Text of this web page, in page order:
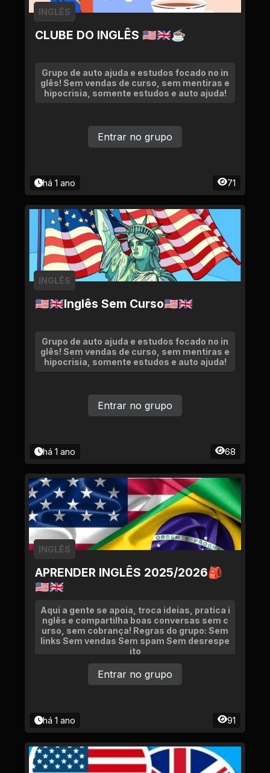
CLUBE DO INGLÊS 🇺🇸🇬🇧☕
INGLÊS
Grupo de auto ajuda e estudos focado no in
glês! Sem vendas de curso, sem mentiras e
hipocrisia, somente estudos e auto ajuda!
há 1 ano 71
Entrar no grupo
🇺🇸🇬🇧Inglês Sem Curso🇺🇸🇬🇧
INGLÊS
Grupo de auto ajuda e estudos focado no in
glês! Sem vendas de curso, sem mentiras e
hipocrisia, somente estudos e auto ajuda!
há 1 ano 68
Entrar no grupo
APRENDER INGLÊS 2025/2026🎒
🇺🇸🇬🇧
INGLÊS
Aqui a gente se apoia, troca ideias, pratica i
nglês e compartilha boas conversas sem c
urso, sem cobrança! Regras do grupo: Sem
links Sem vendas Sem spam Sem desrespe
ito
há 1 ano 91
Entrar no grupo